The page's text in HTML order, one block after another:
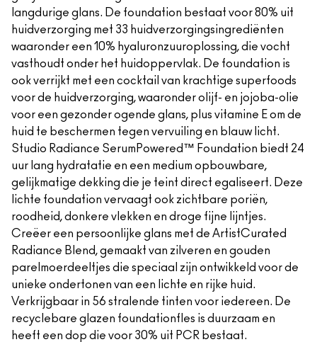
langdurige glans. De foundation bestaat voor 80% uit
huidverzorging met 33 huidverzorgingsingrediënten
waaronder een 10% hyaluronzuuroplossing, die vocht
vasthoudt onder het huidoppervlak. De foundation is
ook verrijkt met een cocktail van krachtige superfoods
voor de huidverzorging, waaronder olijf- en jojoba-olie
voor een gezonder ogende glans, plus vitamine E om de
huid te beschermen tegen vervuiling en blauw licht.
Studio Radiance SerumPowered™ Foundation biedt 24
uur lang hydratatie en een medium opbouwbare,
gelijkmatige dekking die je teint direct egaliseert. Deze
lichte foundation vervaagt ook zichtbare poriën,
roodheid, donkere vlekken en droge fijne lijntjes.
Creëer een persoonlijke glans met de ArtistCurated
Radiance Blend, gemaakt van zilveren en gouden
parelmoerdeeltjes die speciaal zijn ontwikkeld voor de
unieke ondertonen van een lichte en rijke huid.
Verkrijgbaar in 56 stralende tinten voor iedereen. De
recyclebare glazen foundationfles is duurzaam en
heeft een dop die voor 30% uit PCR bestaat.